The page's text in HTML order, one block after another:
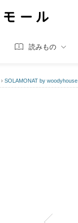
読みもの
› SOLAMONAT by woodyhouse